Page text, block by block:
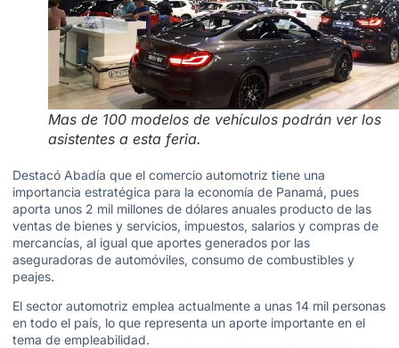
Mas de 100 modelos de vehículos podrán ver los
asistentes a esta feria.
Destacó Abadía que el comercio automotriz tiene una
importancia estratégica para la economía de Panamá, pues
aporta unos 2 mil millones de dólares anuales producto de las
ventas de bienes y servicios, impuestos, salarios y compras de
mercancías, al igual que aportes generados por las
aseguradoras de automóviles, consumo de combustibles y
peajes.
El sector automotriz emplea actualmente a unas 14 mil personas
en todo el país, lo que representa un aporte importante en el
tema de empleabilidad.